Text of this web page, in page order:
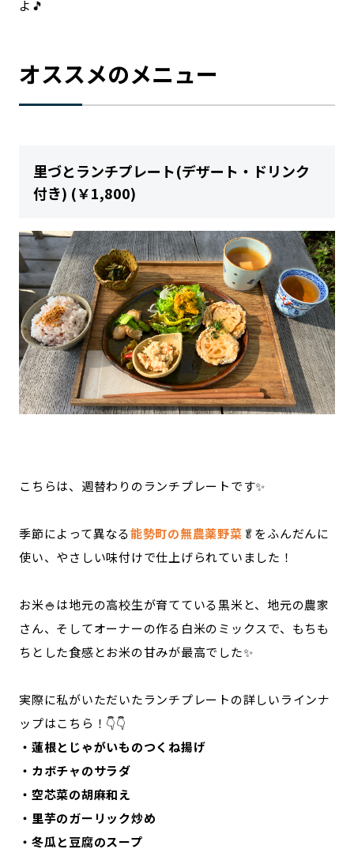
よ🎵
オススメのメニュー
里づとランチプレート(デザート・ドリンク
付き) (￥1,800)
こちらは、週替わりのランチプレートです✨
季節によって異なる能勢町の無農薬野菜🥬をふんだんに
使い、やさしい味付けで仕上げられていました！
お米🍚は地元の高校生が育てている黒米と、地元の農家
さん、そしてオーナーの作る白米のミックスで、もちも
ちとした食感とお米の甘みが最高でした✨
実際に私がいただいたランチプレートの詳しいラインナ
ップはこちら！👇👇
・蓮根とじゃがいものつくね揚げ
・カボチャのサラダ
・空芯菜の胡麻和え
・里芋のガーリック炒め
・冬瓜と豆腐のスープ